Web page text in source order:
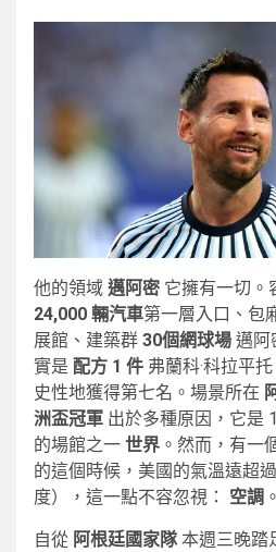
他的領域 邁阿密 它擁有一切。
24,000 輛汽車第一層入口、包
展館、建築群 30個網球場 邁阿
實是 配方 1 件 弗蘭科·科拉平
史性地獲得第七名。場景所在
洲盃冠軍 出於多種原因，它是
的場館之一 世界 。然而，有一
的這個時候，美國的氣溫遠超
度），這一點不容忽視： 空調 。
自從 阿根廷國家隊本週三晚踏